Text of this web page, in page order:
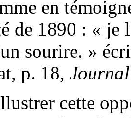
en
de 1890 : «
sourire. »
p. 18,
cette